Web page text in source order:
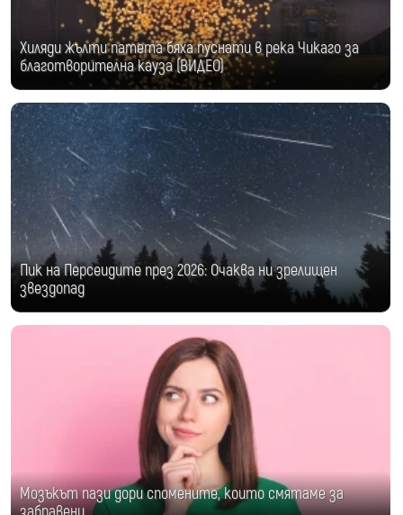
Хиляди жълти патета бяха пуснати в река Чикаго за
благотворителна кауза (ВИДЕО)
Пик на Персеидите през 2026: Очаква ни зрелищен
звездопад
Мозъкът пази дори спомените, които смятаме за